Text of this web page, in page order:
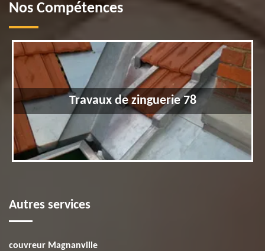
Nos Compétences
Travaux de zinguerie 78
Autres services
couvreur Magnanville